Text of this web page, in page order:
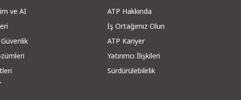
ve AI
k
ATP Hakkında
İş Ortağımız Olun
ATP Kariyer
Yatırımcı İlişkileri
Sürdürülebilirlik